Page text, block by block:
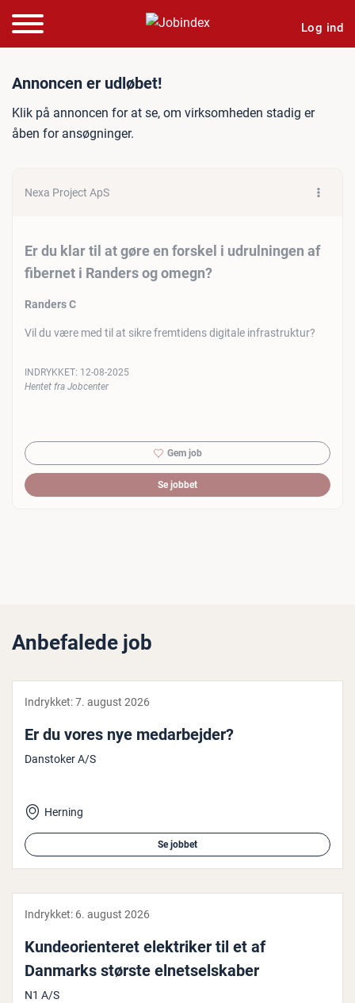
Log ind
Jobannonce: Er du klar til
Annoncen er udløbet!
Klik på annoncen for at se, om virksomheden stadig er
åben for ansøgninger.
Nexa Project ApS
Er du klar til at gøre en forskel i udrulningen af
fibernet i Randers og omegn?
Randers C
Vil du være med til at sikre fremtidens digitale infrastruktur?
INDRYKKET: 12-08-2025
Hentet fra Jobcenter
Gem job
Se jobbet
Anbefalede job
Indrykket:7. august 2026
Er du vores nye me­d­ar­bej­der?
Danstoker A/S
Herning
Se jobbet
Indrykket: 6. august 2026
Kun­de­o­ri­en­te­ret elek­tri­ker til et af
Danmarks største el­net­sel­ska­ber
N1 A/S